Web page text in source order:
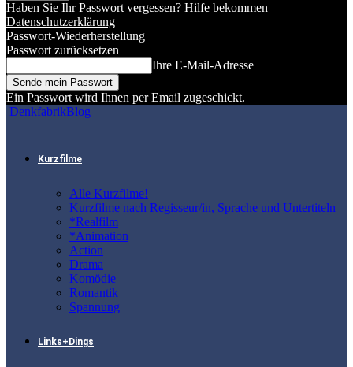
Haben Sie Ihr Passwort vergessen? Hilfe bekommen
Datenschutzerklärung
Passwort-Wiederherstellung
Passwort zurücksetzen
Ihre E-Mail-Adresse
Ein Passwort wird Ihnen per Email zugeschickt.
DenkfabrikBlog
Kurzfilme
Alle Kurzfilme!
Kurzfilme nach Regisseur/in, Sprache und Untertiteln
*Realfilm
*Animation
Action
Drama
Komödie
Romantik
Spannung
Links+Dings